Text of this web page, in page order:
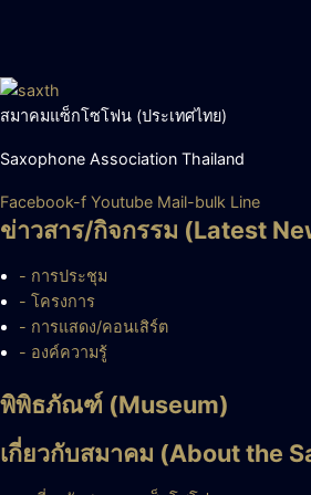
สมาคมแซ็กโซโฟน (ประเทศไทย)
Saxophone Association Thailand
Facebook-f Youtube Mail-bulk Line
ข่าวสาร/กิจกรรม (Latest
- การประชุม
- โครงการ
- การแสดง/คอนเสิร์ต
- องค์ความรู้
พิพิธภัณฑ์ (Museum)
เกี่ยวกับสมาคม (About the